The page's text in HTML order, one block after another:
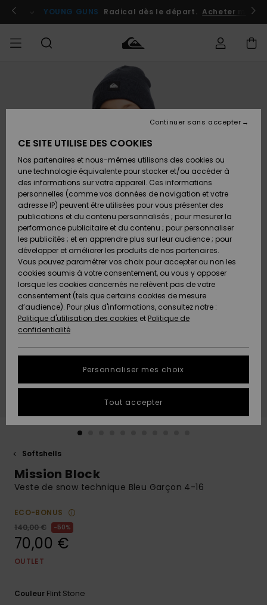
l'information
le
Se connecter / s'inscrire
YOUNG GUNS Radical dès le départ. Acheter
Vêtements
Chaussures
& Tongs
Surf
Snow
Nouveautés
A
Découvrir
Vêtements
Chaussures
& Tongs
Surf
Snow
Nouveautés
A
Découvrir
FEMME
Shop
A
Découvrir
Snow
SURF
Surf
Shop
Homme
Surf
Shop
Enfant
Highlights
Communauté
SNOW
Snow
Shop
Homme
Snow
Shop
Enfant
Snow
Shop
Femme
A
Découvrir
Communauté
OUTLET
Outlet
Homme
Enfant
Outlet
Femme
AIDE &
CONTACT
Accéder à
ma
commande
Retours
Paiement
Carte
Cadeau
Quiksilver
Freedom
Protection
des
tailles
plus rapide
à votre
question.
MAGASINS
QUIKSILVER
Softshells
Mission Block
Veste de snow technique Bleu Garçon 4-16
ECO-BONUS
140,00 €
50%
70,00 €
OUTLET
Couleur Flint Stone
CE SITE UTILISE DES COOKIES
Nos partenaires et nous-mêmes utilisons des cookies ou
une technologie équivalente pour stocker et/ou accéder à
des informations sur votre appareil. Ces informations
personnelles (comme vos données de navigation et votre
adresse IP) peuvent être utilisées pour vous présenter des
publications et du contenu personnalisés ; pour mesurer la
performance publicitaire et du contenu ; pour personnaliser
les publicités ; et en apprendre plus sur leur audience ; pour
développer et améliorer les produits de nos partenaires.
Vous pouvez paramétrer vos choix pour accepter ou non les
cookies soumis à votre consentement, ou vous y opposer
lorsque les cookies concernés ne relèvent pas de votre
consentement (tels que certains cookies de mesure
d’audience). Pour plus d'informations, consultez notre :
Politique d'utilisation des cookies et Politique de
confidentialité
Personnaliser mes choix
Continuer sans accepter
Tout accepter